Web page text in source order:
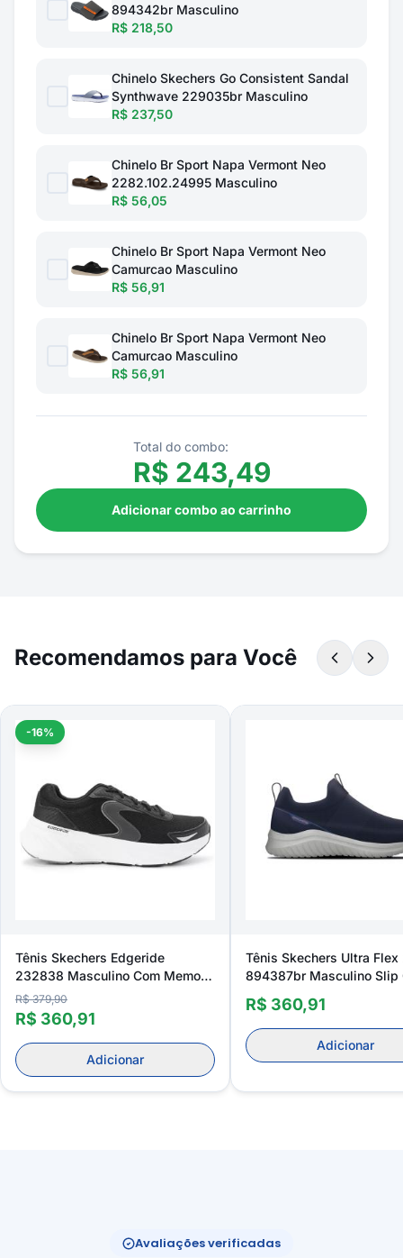
894342br Masculino
R$ 218,50
Chinelo Skechers Go Consistent Sandal
Synthwave 229035br Masculino
R$ 237,50
Chinelo Br Sport Napa Vermont Neo
2282.102.24995 Masculino
R$ 56,05
Chinelo Br Sport Napa Vermont Neo
Camurcao Masculino
R$ 56,91
Chinelo Br Sport Napa Vermont Neo
Camurcao Masculino
R$ 56,91
Total do combo:
R$ 243,49
Adicionar combo ao carrinho
Recomendamos para Você
-16%
Tênis Skechers Edgeride
232838 Masculino Com Memory
Foam Para Caminhada
R$ 379,90
R$ 360,91
Adicionar
Tênis Skechers Ultra Flex
894387br Masculino Slip
R$ 360,91
Adicionar
Avaliações verificadas